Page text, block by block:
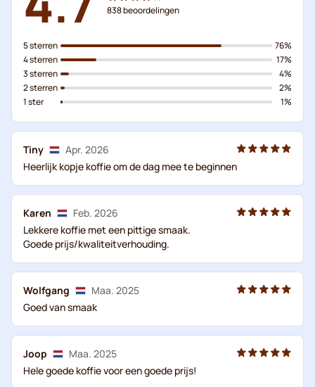
838beoordelingen
5 sterren
4 sterren
3 sterren
2 sterren
1 ster
76%
17%
4%
2%
1%
Tiny
Apr. 2026
Heerlijk kopje koffie om de dag mee te beginnen
Karen
Feb. 2026
Lekkere koffie met een pittige smaak.
Goede prijs/kwaliteitverhouding.
Wolfgang
Maa. 2025
Goed van smaak
Joop
Maa. 2025
Hele goede koffie voor een goede prijs!